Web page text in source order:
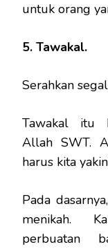
untuk orang
5. Tawakal.
Serahkan
Tawakal itu
Allah SWT.
harus kita
Pada
menikah.
perbuatan